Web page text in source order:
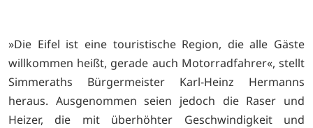
»Die Eifel ist eine touristische Region, die alle Gäste
willkommen heißt, gerade auch Motorradfahrer«, stellt
Simmeraths Bürgermeister Karl-Heinz Hermanns
heraus. Ausgenommen seien jedoch die Raser und
Heizer, die mit überhöhter Geschwindigkeit und